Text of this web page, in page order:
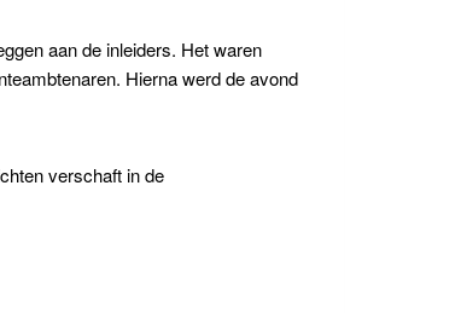
aan de inleiders. Het waren
Hierna werd de avond
verschaft in de